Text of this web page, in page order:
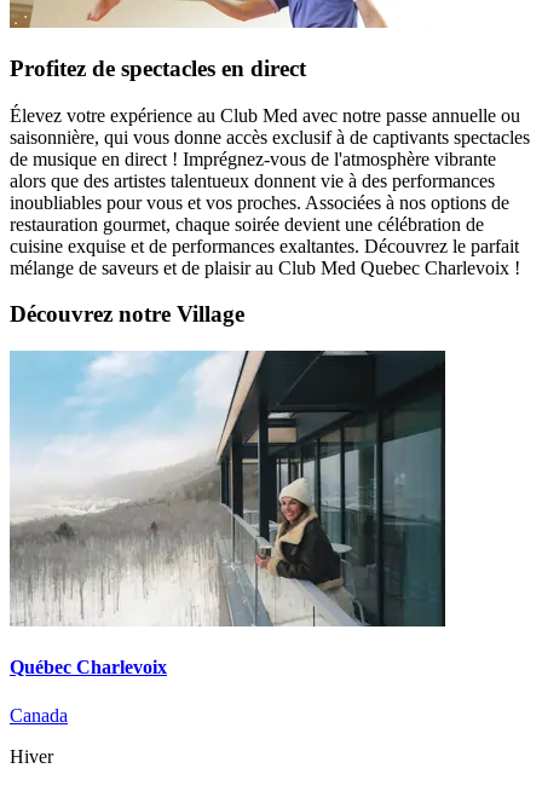
Profitez de spectacles en direct
Élevez votre expérience au Club Med avec notre passe annuelle ou
saisonnière, qui vous donne accès exclusif à de captivants spectacles
de musique en direct ! Imprégnez-vous de l'atmosphère vibrante
alors que des artistes talentueux donnent vie à des performances
inoubliables pour vous et vos proches. Associées à nos options de
restauration gourmet, chaque soirée devient une célébration de
cuisine exquise et de performances exaltantes. Découvrez le parfait
mélange de saveurs et de plaisir au Club Med Quebec Charlevoix !
Découvrez notre Village
Québec Charlevoix
Canada
Hiver